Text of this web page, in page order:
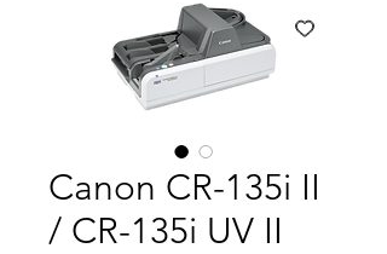
Canon CR-135i II
/ CR-135i UV II